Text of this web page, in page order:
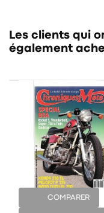
Les clients qui
également
COMPARER